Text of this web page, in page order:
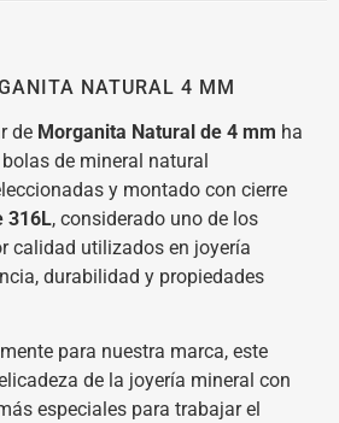
NATURAL 4 MM
de Morganita Natural de 4 mm ha
de mineral natural
y montado con cierre
316L, considerado uno de los
calidad utilizados en joyería
durabilidad y propiedades
para nuestra marca, este
de la joyería mineral con
especiales para trabajar el